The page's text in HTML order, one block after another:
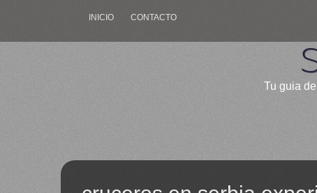
INICIO CONTACTO
Tu guia